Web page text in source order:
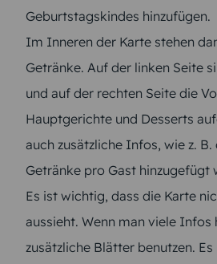
Geburtstagskindes hinzufügen.
Im Inneren der Karte stehen
Getränke. Auf der linken Seite
und auf der rechten Seite die
Hauptgerichte und Desserts
auch zusätzliche Infos, wie z. B.
Getränke pro Gast hinzugefügt
Es ist wichtig, dass die Karte
aussieht. Wenn man viele Infos
zusätzliche Blätter benutzen.